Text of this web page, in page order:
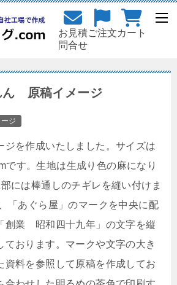
お見積
問合せ
ご注文カート
原稿イメージ
ジ
ジを作成いたしました。サイズは
です。生地は生成り色の麻になり
には棒通しのチギレを縫い付けま
「あぐら屋」のマークを中央に配
創業 昭和四十九年」の文字を縦
ております。マークや文字の大き
資料を参照して原稿を作成してお